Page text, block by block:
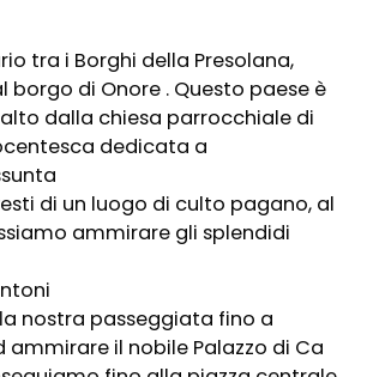
tra i Borghi della Presolana,
borgo di Onore . Questo paese è
dalla chiesa parrocchiale di
dedicata a
di un luogo di culto pagano, al
ammirare gli splendidi
nostra passeggiata fino a
ammirare il nobile Palazzo di Ca